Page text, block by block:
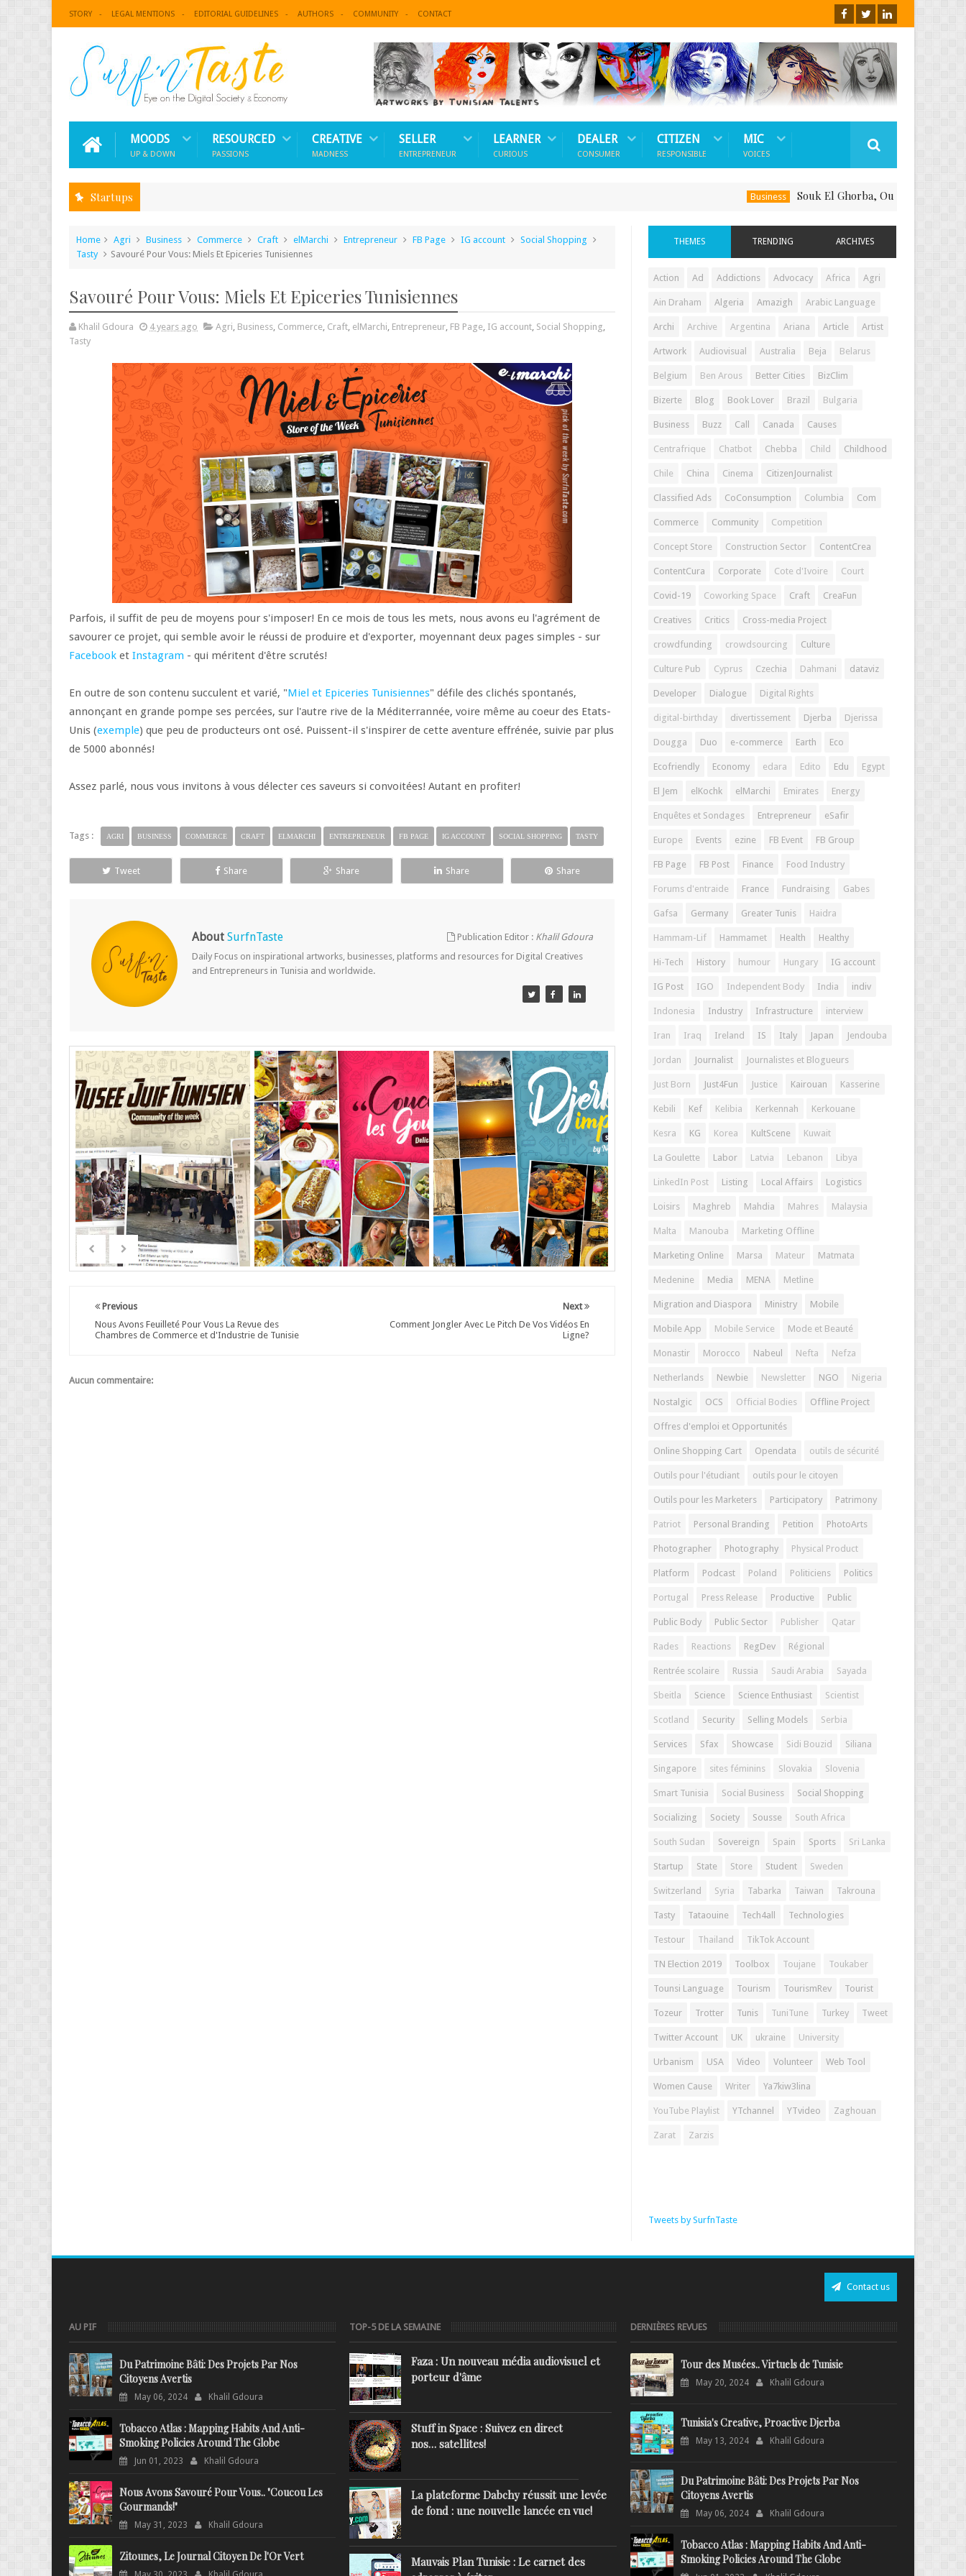
STORY LEGAL MENTIONS EDITORIAL GUIDELINES AUTHORS COMMUNITY CONTACT
MOODS
UP & DOWN
RESOURCED
PASSIONS
CREATIVE
MADNESS
SELLER
ENTREPRENEUR
LEARNER
CURIOUS
DEALER
CONSUMER
CITIZEN
RESPONSIBLE
MIC
VOICES
Startups Souk El Ghorba, Ou Comment Soutenir
Home Agri Business Commerce Craft elMarchi Entrepreneur FB Page IG account
Social Shopping
Tasty
Savouré Pour Vous: Miels Et Epiceries Tunisiennes
Savouré Pour Vous: Miels Et Epiceries Tunisiennes
Khalil Gdoura 4 years ago Agri, Business, Commerce, Craft, elMarchi, Entrepreneur, FB Page, IG account, Social Shopping,
Tasty
Parfois, il suffit de peu de moyens pour s'imposer! En ce mois de tous les mets, nous avons eu l'agrément de
savourer ce projet, qui semble avoir le réussi de produire et d'exporter, moyennant deux pages simples - sur
Facebook et Instagram - qui méritent d'être scrutés!
En outre de son contenu succulent et varié, "Miel et Epiceries Tunisiennes" défile des clichés spontanés,
annonçant en grande pompe ses percées, sur l'autre rive de la Méditerrannée, voire même au coeur des Etats-
Unis (exemple) que peu de producteurs ont osé. Puissent-il s'inspirer de cette aventure effrénée, suivie par plus
de 5000 abonnés!
Assez parlé, nous vous invitons à vous délecter ces saveurs si convoitées! Autant en profiter!
Tags : AGRI BUSINESS COMMERCE CRAFT ELMARCHI ENTREPRENEUR FB PAGE IG ACCOUNT SOCIAL SHOPPING TASTY
Tweet Share Share Share Share
About SurfnTaste Publication Editor : Khalil Gdoura
Daily Focus on inspirational artworks, businesses, platforms and resources for Digital Creatives
and Entrepreneurs in Tunisia and worldwide.
Next
Comment Jongler Avec Le Pitch De Vos Vidéos En
Ligne?
Previous
Nous Avons Feuilleté Pour Vous La Revue des
Chambres de Commerce et d'Industrie de Tunisie
Aucun commentaire:
THEMES TRENDING ARCHIVES
Action Ad Addictions Advocacy Africa Agri
Ain Draham Algeria Amazigh Arabic Language
Archi Archive Argentina Ariana Article Artist
Artwork Audiovisual Australia Beja Belarus
Belgium Ben Arous Better Cities BizClim
Bizerte Blog Book Lover Brazil Bulgaria
Business Buzz Call Canada Causes
Centrafrique Chatbot Chebba Child Childhood
Chile China Cinema CitizenJournalist
Classified Ads CoConsumption Columbia Com
Commerce Community Competition
Concept Store Construction Sector ContentCrea
ContentCura Corporate Cote d'Ivoire Court
Covid-19 Coworking Space Craft CreaFun
Creatives Critics Cross-media Project
crowdfunding crowdsourcing Culture
Culture Pub Cyprus Czechia Dahmani dataviz
Developer Dialogue Digital Rights
digital-birthday divertissement Djerba Djerissa
Dougga Duo e-commerce Earth Eco
Ecofriendly Economy edara Edito Edu Egypt
El Jem elKochk elMarchi Emirates Energy
Enquêtes et Sondages Entrepreneur eSafir
Europe Events ezine FB Event FB Group
FB Page FB Post Finance Food Industry
Forums d'entraide France Fundraising Gabes
Gafsa Germany Greater Tunis Haidra
Hammam-Lif Hammamet Health Healthy
Hi-Tech History humour Hungary IG account
IG Post IGO Independent Body India indiv
Indonesia Industry Infrastructure interview
Iran Iraq Ireland IS Italy Japan Jendouba
Jordan Journalist Journalistes et Blogueurs
Just Born Just4Fun Justice Kairouan Kasserine
Kebili Kef Kelibia Kerkennah Kerkouane
Kesra KG Korea KultScene Kuwait
La Goulette Labor Latvia Lebanon Libya
LinkedIn Post Listing Local Affairs Logistics
Loisirs Maghreb Mahdia Mahres Malaysia
Malta Manouba Marketing Offline
Marketing Online Marsa Mateur Matmata
Medenine Media MENA Metline
Migration and Diaspora Ministry Mobile
Mobile App Mobile Service Mode et Beauté
Monastir Morocco Nabeul Nefta Nefza
Netherlands Newbie Newsletter NGO Nigeria
Nostalgic OCS Official Bodies Offline Project
Offres d'emploi et Opportunités
Online Shopping Cart Opendata outils de sécurité
Outils pour l'étudiant outils pour le citoyen
Outils pour les Marketers Participatory Patrimony
Patriot Personal Branding Petition PhotoArts
Photographer Photography Physical Product
Platform Podcast Poland Politiciens Politics
Portugal Press Release Productive Public
Public Body Public Sector Publisher Qatar
Rades Reactions RegDev Régional
Rentrée scolaire Russia Saudi Arabia Sayada
Sbeitla Science Science Enthusiast Scientist
Scotland Security Selling Models Serbia
Services Sfax Showcase Sidi Bouzid Siliana
Singapore sites féminins Slovakia Slovenia
Smart Tunisia Social Business Social Shopping
Socializing Society Sousse South Africa
South Sudan Sovereign Spain Sports Sri Lanka
Startup State Store Student Sweden
Switzerland Syria Tabarka Taiwan Takrouna
Tasty Tataouine Tech4all Technologies
Testour Thailand TikTok Account
TN Election 2019 Toolbox Toujane Toukaber
Tounsi Language Tourism TourismRev Tourist
Tozeur Trotter Tunis TuniTune Turkey Tweet
Twitter Account UK ukraine University
Urbanism USA Video Volunteer Web Tool
Women Cause Writer Ya7kiw3lina
YouTube Playlist YTchannel YTvideo Zaghouan
Zarat Zarzis
Tweets by SurfnTaste
Contact us
AU PIF
Du Patrimoine Bâti: Des Projets Par Nos
Citoyens Avertis
May 06, 2024 Khalil Gdoura
Tobacco Atlas : Mapping Habits And Anti-
Smoking Policies Around The Globe
Jun 01, 2023 Khalil Gdoura
Nous Avons Savouré Pour Vous.. "Coucou Les
Gourmands!"
May 31, 2023 Khalil Gdoura
Zitounes, Le Journal Citoyen De l'Or Vert
TOP-5 DE LA SEMAINE
Faza : Un nouveau média audiovisuel et
porteur d'âme
Stuff in Space : Suivez en direct
nos… satellites!
La plateforme Dabchy réussit une levée
de fond : une nouvelle lancée en vue!
Mauvais Plan Tunisie : Le carnet des
DERNIÈRES REVUES
Tour des Musées.. Virtuels de Tunisie
May 20, 2024 Khalil Gdoura
Tunisia's Creative, Proactive Djerba
May 13, 2024 Khalil Gdoura
Du Patrimoine Bâti: Des Projets Par Nos
Citoyens Avertis
May 06, 2024 Khalil Gdoura
Tobacco Atlas : Mapping Habits And Anti-
Smoking Policies Around The Globe